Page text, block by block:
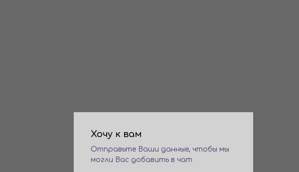
Хочу к вам
Отправьте Ваши данные, чтобы мы
могли Вас добавить в чат